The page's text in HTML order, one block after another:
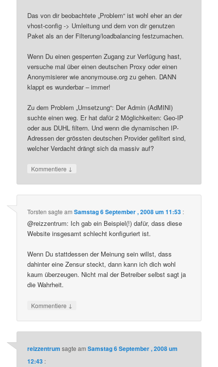
Das von dir beobachtete „Problem“ ist wohl eher an der
vhost-config -> Umleitung und dem von dir genutzen
Paket als an der Filterung/loadbalancing festzumachen.
Wenn Du einen gesperrten Zugang zur Verfügung hast,
versuche mal über einen deutschen Proxy oder einen
Anonymisierer wie anonymouse.org zu gehen. DANN
klappt es wunderbar – immer!
Zu dem Problem „Umsetzung“: Der Admin (AdMINI)
suchte einen weg. Er hat dafür 2 Möglichkeiten: Geo-IP
oder aus DUHL filtern. Und wenn die dynamischen IP-
Adressen der grössten deutschen Provider gefiltert sind,
welcher Verdacht drängt sich da massiv auf?
Kommentiere ↓
Torsten sagte amSamstag 6 September , 2008 um 11:53 :
@reizzentrum: Ich gab ein Beispiel(!) dafür, dass diese
Website insgesamt schlecht konfiguriert ist.
Wenn Du stattdessen der Meinung sein willst, dass
dahinter eine Zensur steckt, dann kann ich dich wohl
kaum überzeugen. Nicht mal der Betreiber selbst sagt ja
die Wahrheit.
Kommentiere ↓
reizzentrum sagte amSamstag 6 September , 2008 um
12:43 :